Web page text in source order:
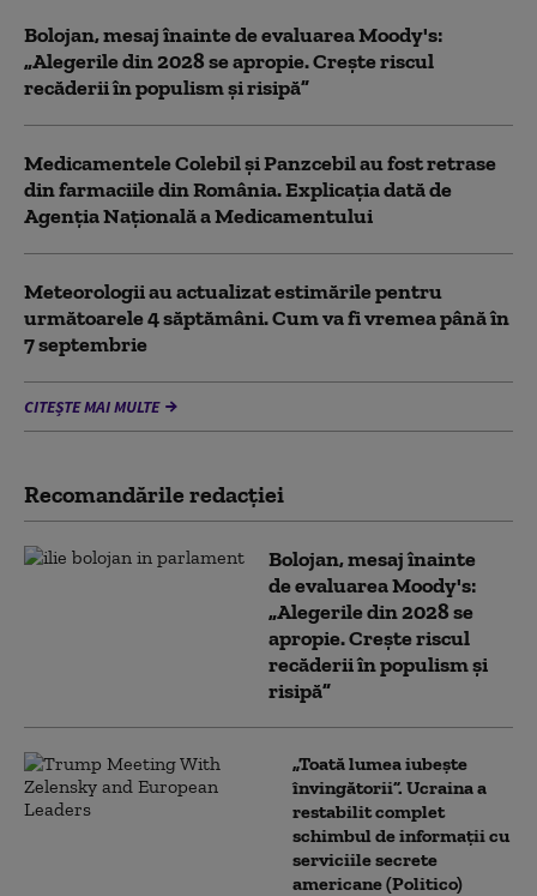
Bolojan, mesaj înainte de evaluarea Moody's:
„Alegerile din 2028 se apropie. Crește riscul
recăderii în populism și risipă”
Medicamentele Colebil și Panzcebil au fost retrase
din farmaciile din România. Explicația dată de
Agenția Națională a Medicamentului
Meteorologii au actualizat estimările pentru
următoarele 4 săptămâni. Cum va fi vremea până în
7 septembrie
CITEȘTE MAI MULTE
Recomandările redacţiei
Bolojan, mesaj înainte
de evaluarea Moody's:
„Alegerile din 2028 se
apropie. Crește riscul
recăderii în populism și
risipă”
„Toată lumea iubește
învingătorii”. Ucraina a
restabilit complet
schimbul de informații cu
serviciile secrete
americane (Politico)